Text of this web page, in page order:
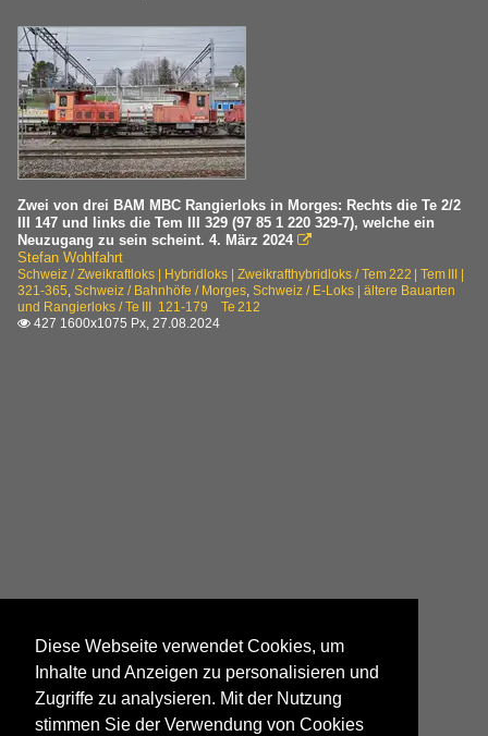
Zwei von drei BAM MBC Rangierloks in Morges: Rechts die Te 2/2
III 147 und links die Tem III 329 (97 85 1 220 329-7), welche ein
Neuzugang zu sein scheint. 4. März 2024 
Stefan Wohlfahrt
Schweiz / Zweikraftloks | Hybridloks | Zweikrafthybridloks / Tem 222 | Tem III |
321-365 Schweiz / Bahnhöfe / Morges Schweiz / E-Loks | ältere Bauarten
und Rangierloks / Te III 121-179 Te 212
 427 1600x1075 Px, 27.08.2024
Diese Webseite verwendet Cookies, um
Inhalte und Anzeigen zu personalisieren und
Zugriffe zu analysieren. Mit der Nutzung
stimmen Sie der Verwendung von Cookies